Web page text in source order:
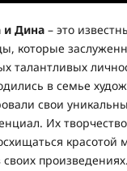
и Дина – это
которые
талантливых
в семье
свои
Их
красотой
произведениях.